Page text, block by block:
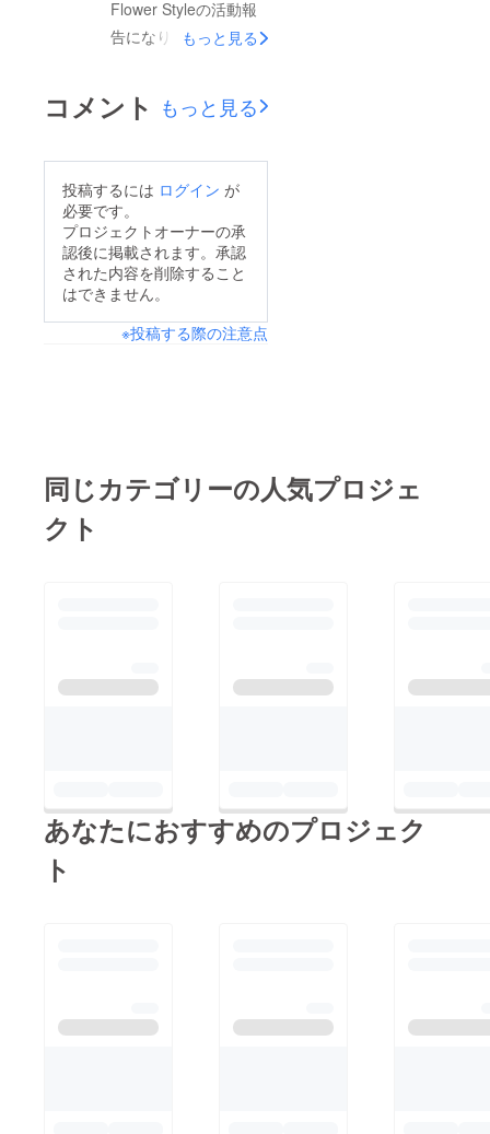
Flower Styleの活動報
告になります！ダイ
始めて1か月が経ちま
した！トレーニングの
機能改善も目的として
入っております！嬉し
い事にダイエットも月
に約2キロほど成功
活でも成果を得られて
た、この事業をもっと
拡大してやりたき事を
もっと見る
コメント もっと見る
投稿するには ログイン が
必要です。
プロジェクトオーナーの承
認後に掲載されます。承認
された内容を削除すること
はできません。
※投稿する際の注意点
同じカテゴリーの人気プロジェ
クト
あなたにおすすめのプロジェク
ト